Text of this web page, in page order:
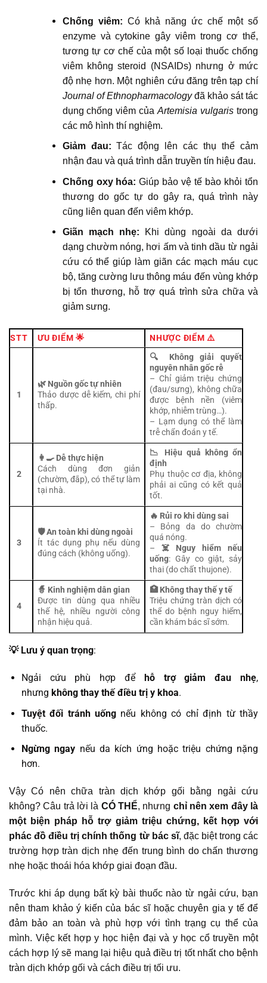
Chống viêm: Có khả năng ức chế một số
enzyme và cytokine gây viêm trong cơ thể,
tương tự cơ chế của một số loại thuốc chống
viêm không steroid (NSAIDs) nhưng ở mức
độ nhẹ hơn. Một nghiên cứu đăng trên tạp chí
Journal of Ethnopharmacologyđã khảo sát tác
dụng chống viêm củaArtemisia vulgaris trong
các mô hình thí nghiệm.
Giảm đau: Tác động lên các thụ thể cảm
nhận đau và quá trình dẫn truyền tín hiệu đau.
Chống oxy hóa: Giúp bảo vệ tế bào khỏi tổn
thương do gốc tự do gây ra, quá trình này
cũng liên quan đến viêm khớp.
Giãn mạch nhẹ: Khi dùng ngoài da dưới
dạng chườm nóng, hơi ấm và tinh dầu từ ngải
cứu có thể giúp làm giãn các mạch máu cục
bộ, tăng cường lưu thông máu đến vùng khớp
bị tổn thương, hỗ trợ quá trình sửa chữa và
giảm sưng.
STT ƯU ĐIỂM 🌟 NHƯỢC ĐIỂM ⚠️
1
🌿 Nguồn gốc tự nhiên
Thảo dược dễ kiếm, chi phí
thấp.
🔍 Không giải quyết
nguyên nhân gốc rễ
– Chỉ giảm triệu chứng
(đau/sưng), không chữa
được bệnh nền (viêm
khớp, nhiễm trùng…).
– Lạm dụng có thể làm
trễ chẩn đoán y tế.
2
👩‍🍳 Dễ thực hiện
Cách dùng đơn giản
(chườm, đắp), có thể tự làm
tại nhà.
📉 Hiệu quả không ổn
định
Phụ thuộc cơ địa, không
phải ai cũng có kết quả
tốt.
3
🛡️ An toàn khi dùng ngoài
Ít tác dụng phụ nếu dùng
đúng cách (không uống).
🔥 Rủi ro khi dùng sai
– Bỏng da do chườm
quá nóng.
–☠️ Nguy hiểm nếu
uống: Gây co giật, sảy
thai (do chất thujone).
4
🧙 Kinh nghiệm dân gian
Được tin dùng qua nhiều
thế hệ, nhiều người công
nhận hiệu quả.
🏥 Không thay thế y tế
Triệu chứng tràn dịch có
thể do bệnh nguy hiểm,
cần khám bác sĩ sớm.
💡 Lưu ý quan trọng:
Ngải cứu phù hợp để hỗ trợ giảm đau nhẹ,
nhưng không thay thế điều trị y khoa.
Tuyệt đối tránh uống nếu không có chỉ định từ thầy
thuốc.
Ngừng ngay nếu da kích ứng hoặc triệu chứng nặng
hơn.
Vậy Có nên chữa tràn dịch khớp gối bằng ngải cứu
không? Câu trả lời là CÓ THỂ, nhưng chỉ nên xem đây là
một biện pháp hỗ trợ giảm triệu chứng, kết hợp với
phác đồ điều trị chính thống từ bác sĩ, đặc biệt trong các
trường hợp tràn dịch nhẹ đến trung bình do chấn thương
nhẹ hoặc thoái hóa khớp giai đoạn đầu.
Trước khi áp dụng bất kỳ bài thuốc nào từ ngải cứu, bạn
nên tham khảo ý kiến của bác sĩ hoặc chuyên gia y tế để
đảm bảo an toàn và phù hợp với tình trạng cụ thể của
mình. Việc kết hợp y học hiện đại và y học cổ truyền một
cách hợp lý sẽ mang lại hiệu quả điều trị tốt nhất cho bệnh
tràn dịch khớp gối và cách điều trị tối ưu.